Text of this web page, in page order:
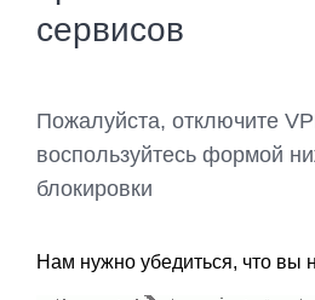
сервисов
Пожалуйста, отключите
воспользуйтесь формой
блокировки
Нам нужно убедиться, что вы